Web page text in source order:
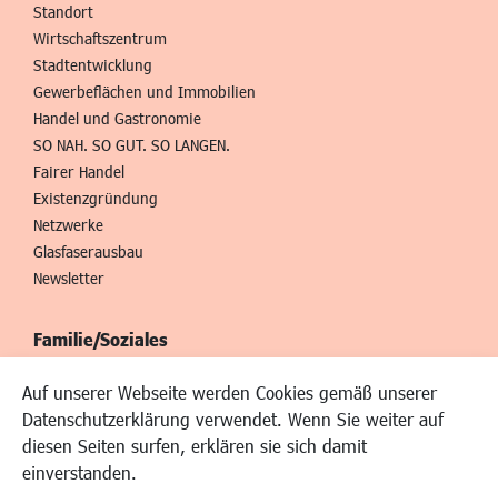
Auf unserer Webseite werden Cookies gemäß unserer
Datenschutzerklärung verwendet. Wenn Sie weiter auf
diesen Seiten surfen, erklären sie sich damit
einverstanden.
Standort
Wirtschaftszentrum
Stadtentwicklung
Gewerbeflächen und Immobilien
Handel und Gastronomie
SO NAH. SO GUT. SO LANGEN.
Fairer Handel
Existenzgründung
Netzwerke
Glasfaserausbau
Newsletter
Familie/Soziales
Kinderbetreuung
Kinder und Jugend
Institutionen für Familien
Frauen